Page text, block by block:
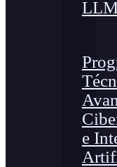
e